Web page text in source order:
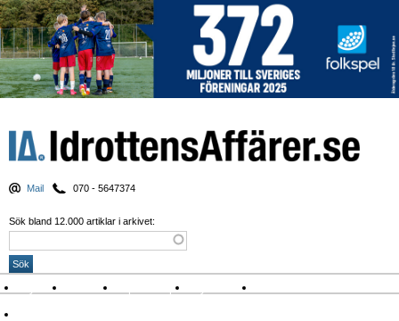
Mail 070 - 5647374
Sök bland 12.000 artiklar i arkivet:
Nyheter Krönikor Sport & spel Nyhetsbrev